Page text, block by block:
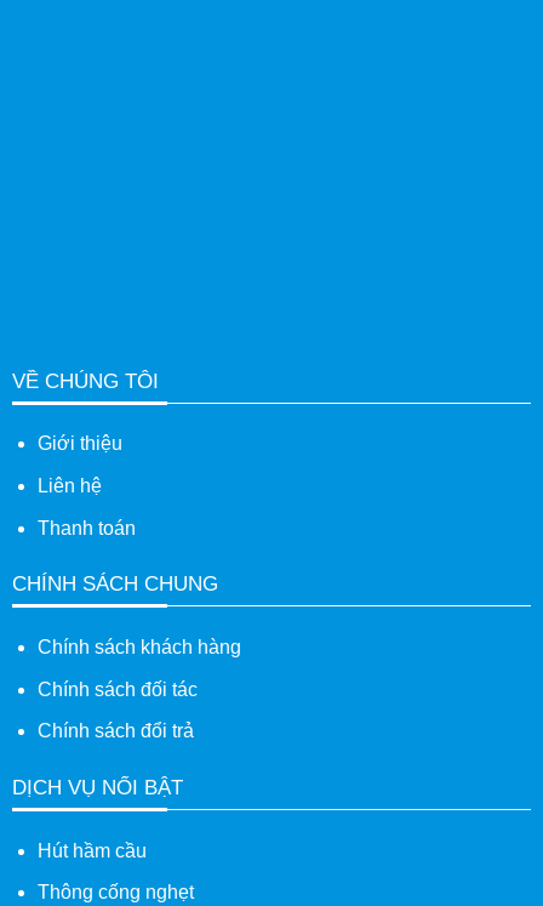
VỀ CHÚNG TÔI
Giới thiệu
Liên hệ
Thanh toán
CHÍNH SÁCH CHUNG
Chính sách khách hàng
Chính sách đối tác
Chính sách đổi trả
DỊCH VỤ NỔI BẬT
Hút hầm cầu
Thông cống nghẹt